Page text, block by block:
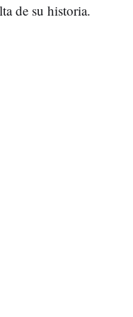
de su historia.